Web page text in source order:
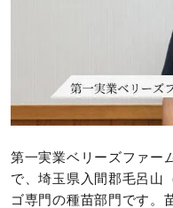
第一実業ベリーズファー
で、埼玉県入間郡毛呂山
ゴ専門の種苗部門です。